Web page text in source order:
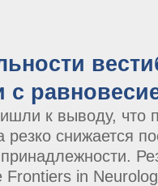
с
к выводу, что
резко снижается
in